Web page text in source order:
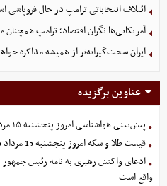
ائتلاف انتخاباتی ترامپ در حال فروپاشی
آمریکایی‌ها نگران اقتصاد؛ ترامپ
ایران سخت‌گیرانه‌تر از همیشه مذاکره
عناوین برگزیده
پیش‌بینی هواشناسی امروز پنجشنبه ۱۵ مرداد ۱۴۰۵
قیمت طلا و سکه امروز پنجشنبه 15 مرداد 1405+ جدول
ادعای واکنش رهبری به نامه رئیس
واقع است